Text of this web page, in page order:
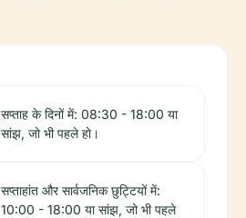
सप्ताह के दिनों में: 08:30 - 18:00 या
सांझ, जो भी पहले हो।
सप्ताहांत और सार्वजनिक छुट्टियों में:
10:00 - 18:00 या सांझ, जो भी पहले